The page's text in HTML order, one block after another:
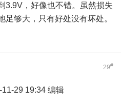
3.9V，好像也不错。虽然损失
够大，只有好处没有坏处。
29#
29 19:34 编辑